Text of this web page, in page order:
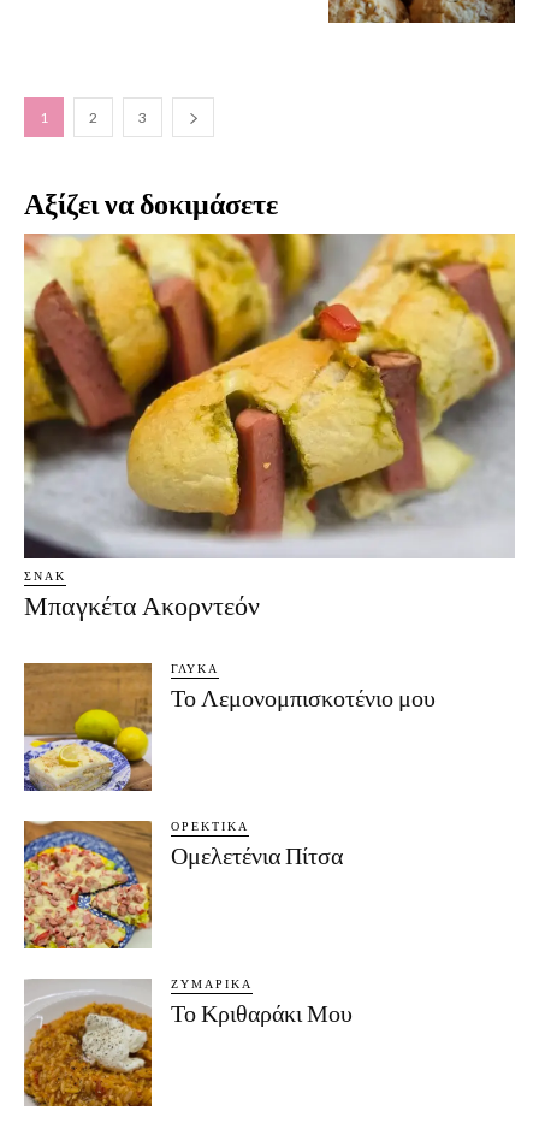
1 2 3
Αξίζει να δοκιμάσετε
ΣΝΑΚ
Μπαγκέτα Ακορντεόν
ΓΛΥΚΆ
Το Λεμονομπισκοτένιο μου
ΟΡΕΚΤΙΚΆ
Ομελετένια Πίτσα
ΖΥΜΑΡΙΚΆ
Το Κριθαράκι Μου